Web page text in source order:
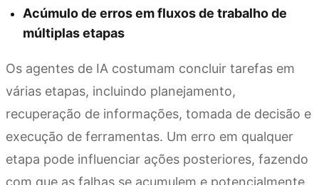
Acúmulo de erros em fluxos de trabalho de
múltiplas etapas
Os agentes de IA costumam concluir tarefas em
várias etapas, incluindo planejamento,
recuperação de informações, tomada de decisão e
execução de ferramentas. Um erro em qualquer
etapa pode influenciar ações posteriores, fazendo
com que as falhas se acumulem e potencialmente